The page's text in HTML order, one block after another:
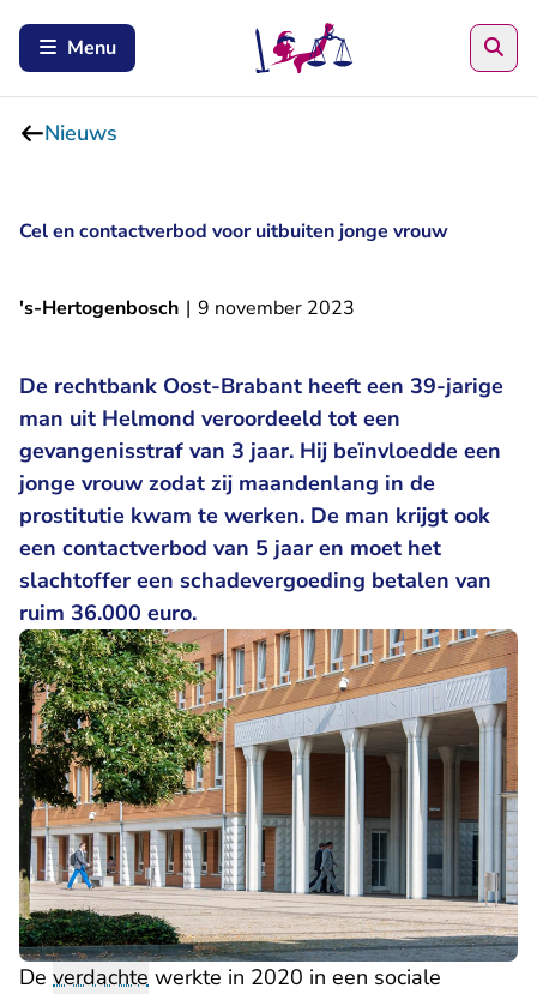
Menu
Nieuws
Cel en contactverbod voor uitbuiten jonge vrouw
's-Hertogenbosch | 9 november 2023
De rechtbank Oost-Brabant heeft een 39-jarige
man uit Helmond veroordeeld tot een
gevangenisstraf van 3 jaar. Hij beïnvloedde een
jonge vrouw zodat zij maandenlang in de
prostitutie kwam te werken. De man krijgt ook
een contactverbod van 5 jaar en moet het
slachtoffer een schadevergoeding betalen van
ruim 36.000 euro.
De verdachte werkte in 2020 in een sociale